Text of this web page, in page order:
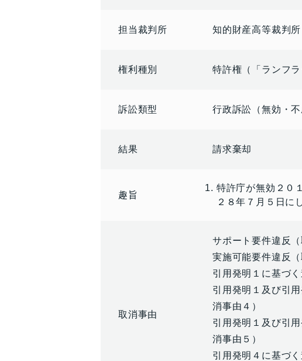
担当裁判所 知的財産高等裁判所
権利種別 特許権（「ランフラ
訴訟類型 行政訴訟（無効・不
結果 請求棄却
趣旨
特許庁が無効２０
２８年７月５日に
取消事由
サポート要件違反（
実施可能要件違反（
引用発明１に基づ
引用発明１及び引
消事由４）
引用発明１及び引
消事由５）
引用発明４に基づ